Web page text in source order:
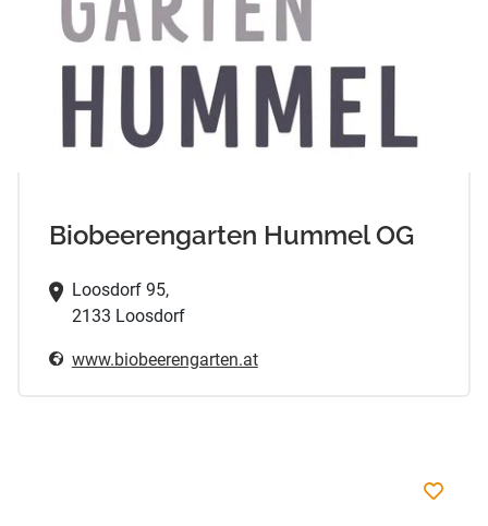
Biobeerengarten Hummel OG
Loosdorf 95,
2133 Loosdorf
www.biobeerengarten.at